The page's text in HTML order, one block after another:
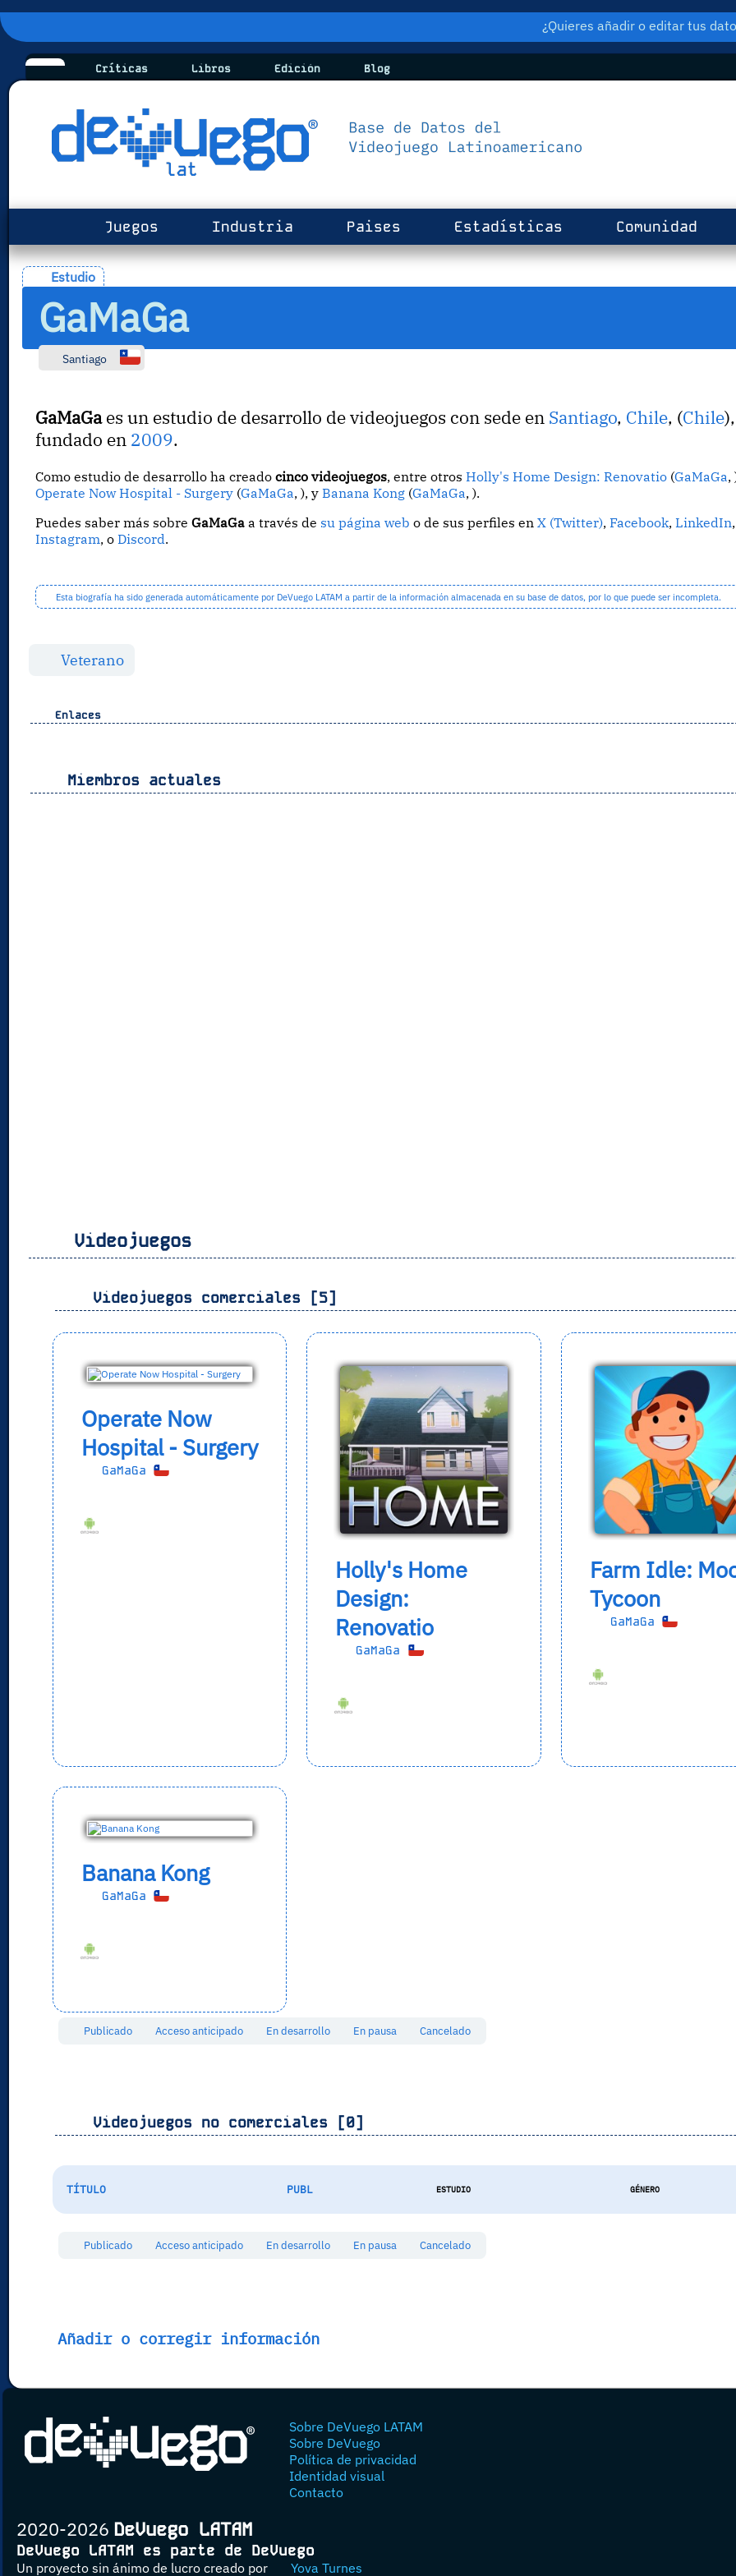
¿Quieres añadir o editar tus
Críticas Libros Edición Blog
Juegos Industria Paises Estadísticas Comunidad
Estudio
GaMaGa
Santiago
GaMaGaes un estudio de desarrollo de videojuegos con sede en Santiago, Chile, (Chile),
fundado en 2009.
Como estudio de desarrollo ha creadocinco videojuegos, entre otrosHolly's Home Design: Renovatio (GaMaGa,
Operate Now Hospital - Surgery (GaMaGa, ), yBanana Kong (GaMaGa, ).
Puedes saber más sobreGaMaGa a través de su página web o de sus perfiles enX (Twitter),Facebook,LinkedIn,
Instagram, oDiscord.
Esta biografía ha sido generada automáticamente por DeVuego LATAM a partir de la información almacenada en su base de datos, por lo que puede ser incompleta.
Veterano
Enlaces
Miembros actuales
Videojuegos
Videojuegos comerciales [5]
Operate Now
Hospital - Surgery
GaMaGa
Holly's Home
Design:
Renovatio
GaMaGa
Farm Idle:
Tycoon
GaMaGa
Banana Kong
GaMaGa
Publicado Acceso anticipado En desarrollo En pausa Cancelado
Videojuegos no comerciales [0]
TÍTULO PUBL ESTUDIO GÉNERO
Publicado Acceso anticipado En desarrollo En pausa Cancelado
Añadir o corregir información
Sobre DeVuego LATAM
Sobre DeVuego
Política de privacidad
Identidad visual
Contacto
2020-2026 DeVuego LATAM
DeVuego LATAM es parte de DeVuego
Un proyecto sin ánimo de lucro creado por Yova Turnes